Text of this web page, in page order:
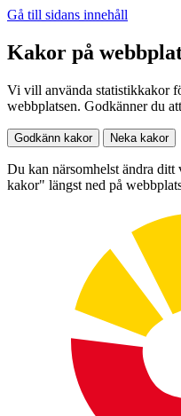
Gå till sidans innehåll
Kakor på
Vi vill använda statistikkakor
webbplatsen. Godkänner du
Godkänn kakor Neka kakor
Du kan närsomhelst ändra
kakor" längst ned på